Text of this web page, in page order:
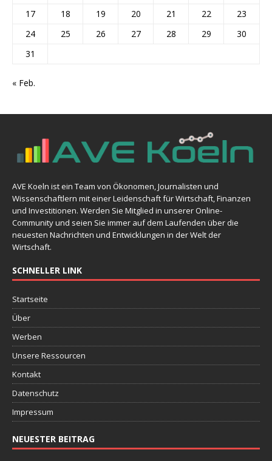
17
18 19 20 21 22
23
24
25 26 27 28 29
30
31
« Feb.
AVE Koeln ist ein Team von Ökonomen, Journalisten und
Wissenschaftlern mit einer Leidenschaft für Wirtschaft, Finanzen
und Investitionen. Werden Sie Mitglied in unserer Online-
Community und seien Sie immer auf dem Laufenden über die
neuesten Nachrichten und Entwicklungen in der Welt der
Wirtschaft.
SCHNELLER LINK
Startseite
Über
Werben
Unsere Ressourcen
Kontakt
Datenschutz
Impressum
NEUESTER BEITRAG